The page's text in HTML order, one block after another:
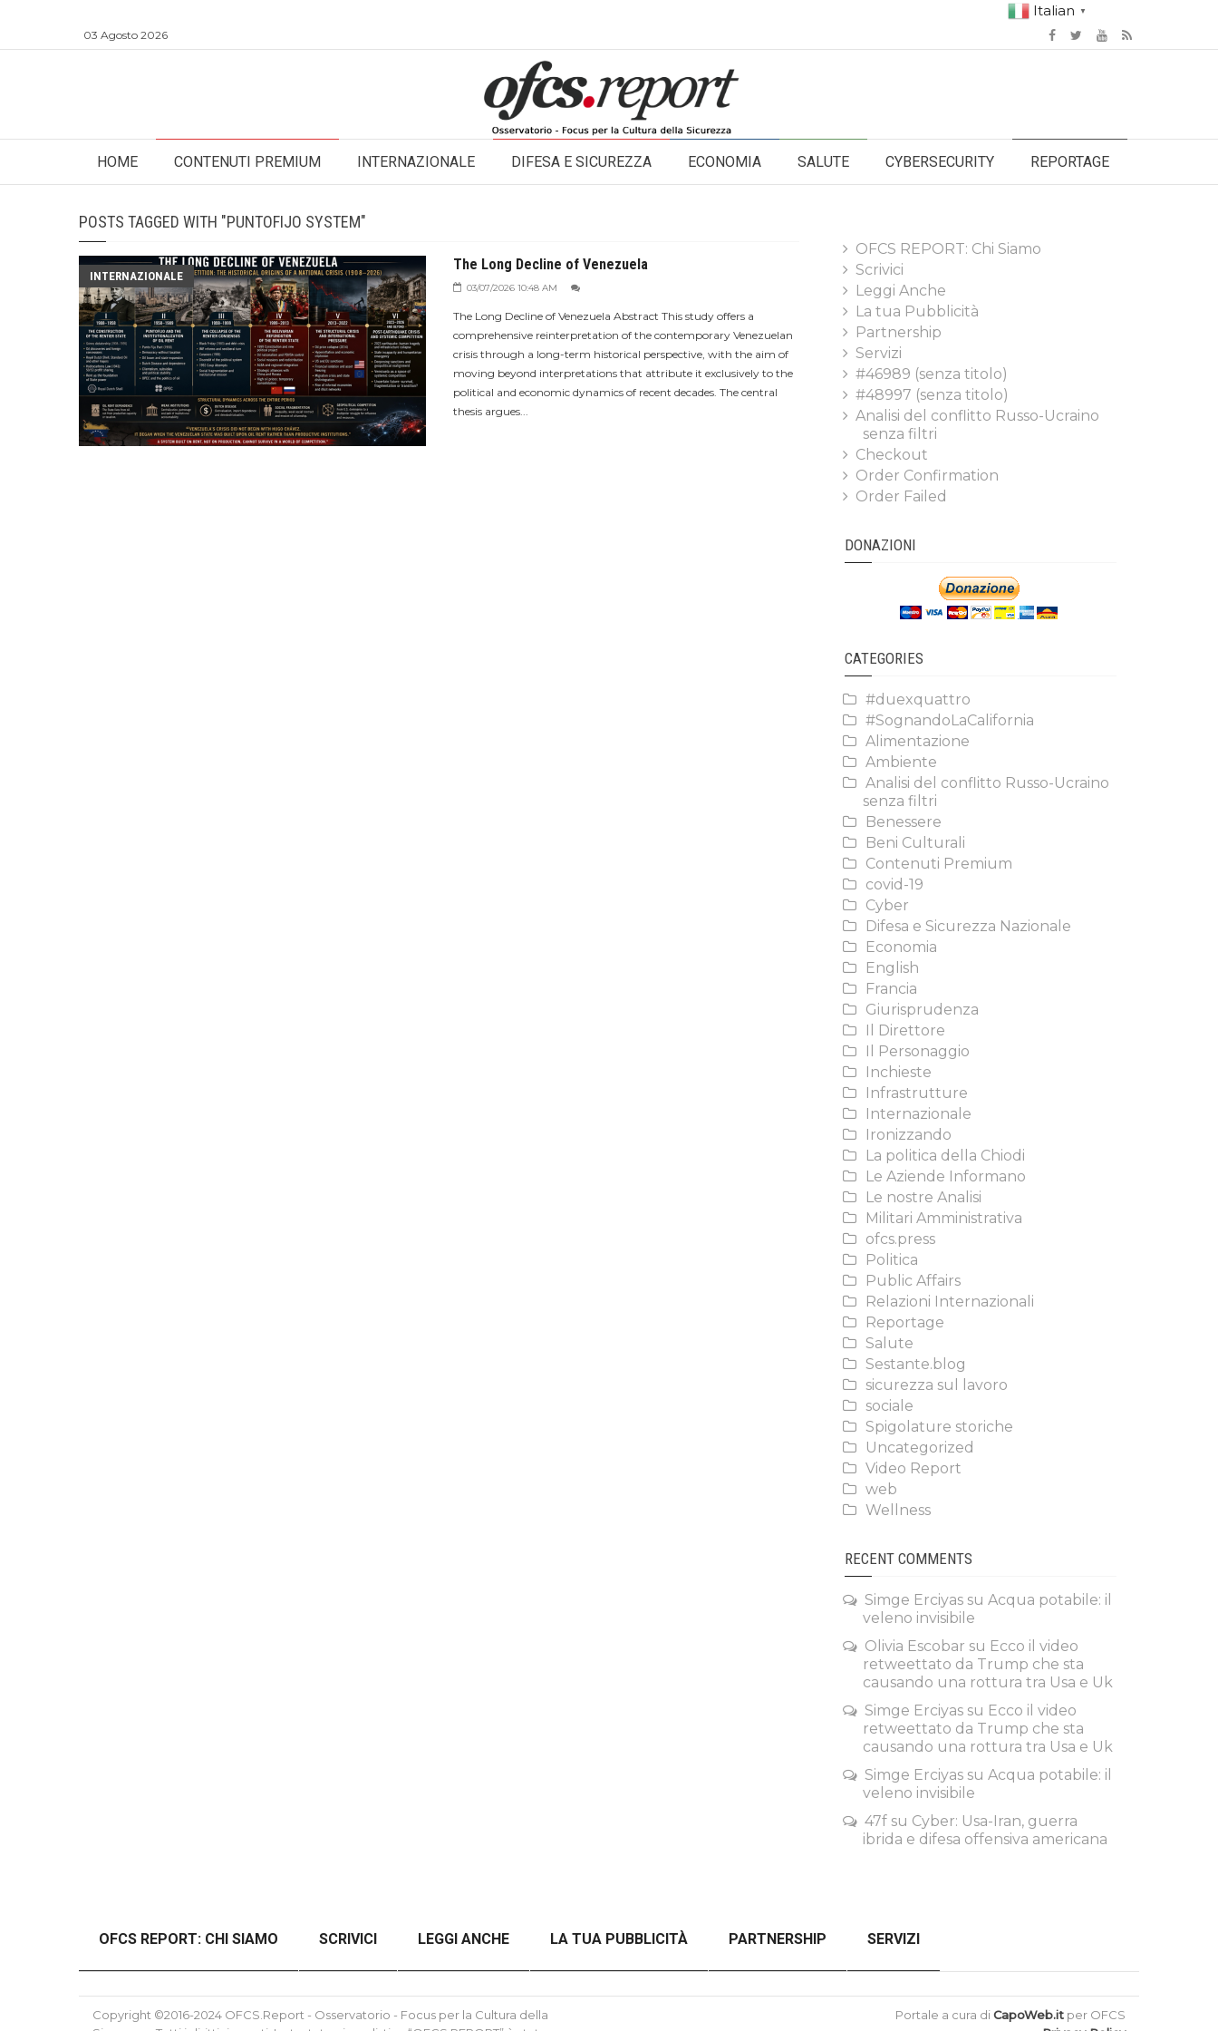
Italian ▼
03 Agosto 2026
HOME CONTENUTI PREMIUM INTERNAZIONALE DIFESA E SICUREZZA ECONOMIA SALUTE CYBERSECURITY REPORTAGE
POSTS TAGGED WITH "PUNTOFIJO SYSTEM"
INTERNAZIONALE
The Long Decline of Venezuela
03/07/2026 10:48 AM
The Long Decline of Venezuela Abstract This study offers a
comprehensive reinterpretation of the contemporary Venezuelan
crisis through a long-term historical perspective, with the aim of
moving beyond interpretations that attribute it exclusively to the
political and economic dynamics of recent decades. The central
thesis argues...
OFCS REPORT: Chi Siamo
Scrivici
Leggi Anche
La tua Pubblicità
Partnership
Servizi
#46989 (senza titolo)
#48997 (senza titolo)
Analisi del conflitto Russo-Ucraino
senza filtri
Checkout
Order Confirmation
Order Failed
DONAZIONI
CATEGORIES
#duexquattro
#SognandoLaCalifornia
Alimentazione
Ambiente
Analisi del conflitto Russo-Ucraino
senza filtri
Benessere
Beni Culturali
Contenuti Premium
covid-19
Cyber
Difesa e Sicurezza Nazionale
Economia
English
Francia
Giurisprudenza
Il Direttore
Il Personaggio
Inchieste
Infrastrutture
Internazionale
Ironizzando
La politica della Chiodi
Le Aziende Informano
Le nostre Analisi
Militari Amministrativa
ofcs.press
Politica
Public Affairs
Relazioni Internazionali
Reportage
Salute
Sestante.blog
sicurezza sul lavoro
sociale
Spigolature storiche
Uncategorized
Video Report
web
Wellness
RECENT COMMENTS
Simge Erciyas su Acqua potabile: il
veleno invisibile
Olivia Escobar su Ecco il video
retweettato da Trump che sta
causando una rottura tra Usa e Uk
Simge Erciyas su Ecco il video
retweettato da Trump che sta
causando una rottura tra Usa e Uk
Simge Erciyas su Acqua potabile: il
veleno invisibile
47f su Cyber: Usa-Iran, guerra
ibrida e difesa offensiva americana
OFCS REPORT: CHI SIAMO SCRIVICI LEGGI ANCHE LA TUA PUBBLICITÀ PARTNERSHIP SERVIZI
#46989 (SENZA TITOLO) #48997 (SENZA TITOLO) ANALISI DEL CONFLITTO RUSSO-UCRAINO SENZA FILTRI CHECKOUT
Copyright ©2016-2024 OFCS.Report - Osservatorio - Focus per la Cultura della
Portale a cura diCapoWeb.it per OFCS